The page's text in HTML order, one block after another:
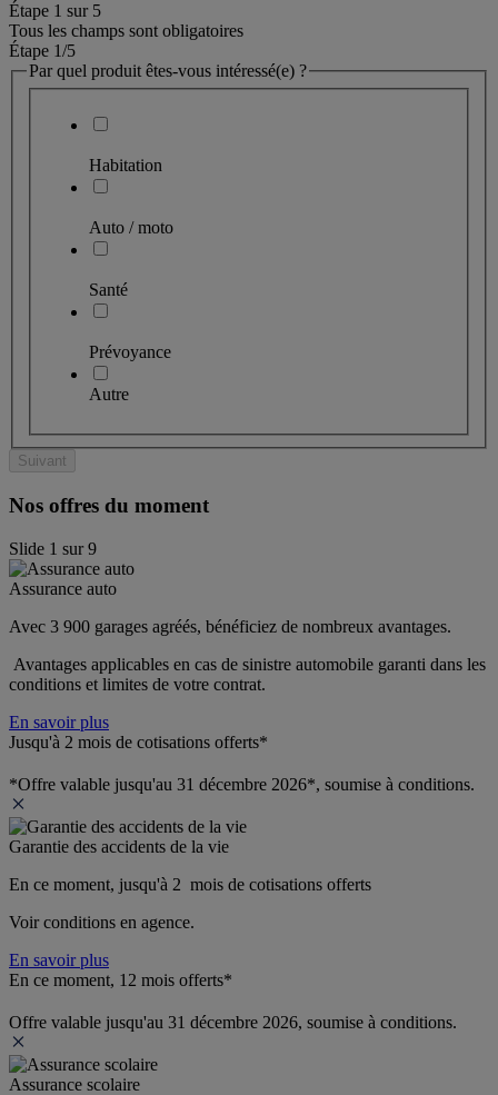
Étape 1 sur 5
Tous les champs sont obligatoires
Étape 1/5
Par quel produit êtes-vous intéressé(e) ?
Habitation
Auto / moto
Santé
Prévoyance
Autre
Suivant
Nos offres du moment
Slide 1 sur9
Assurance auto
Avec 3 900 garages agréés, bénéficiez de nombreux avantages.
Avantages applicables en cas de sinistre automobile garanti dans les
conditions et limites de votre contrat.
En savoir plus
Jusqu'à 2 mois de cotisations offerts*
*Offre valable jusqu'au 31 décembre 2026*, soumise à conditions.
Garantie des accidents de la vie
En ce moment, jusqu'à 2  mois de cotisations offerts
Voir conditions en agence.
En savoir plus
En ce moment, 12 mois offerts*
Offre valable jusqu'au 31 décembre 2026, soumise à conditions.
Assurance scolaire